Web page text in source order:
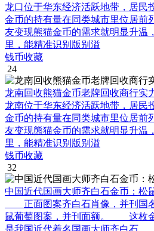
龙口位于华东经济活跃地带，居民
金币的持有量在同类城市里位居前
友变现熊猫金币的需求就明显升温
里，能精准识别版别溢
钱币收藏
24
龙南回收熊猫金币老牌回收商行实
龙南位于华东经济活跃地带，居民
金币的持有量在同类城市里位居前
友变现熊猫金币的需求就明显升温
里，能精准识别版别溢
钱币收藏
32
中国近代国画大师齐白石金币：松
正面图案齐白石肖像，并刊
鼠葡萄图案，并刊面额。 这枚金
是我国近代着名国画大师齐白石。